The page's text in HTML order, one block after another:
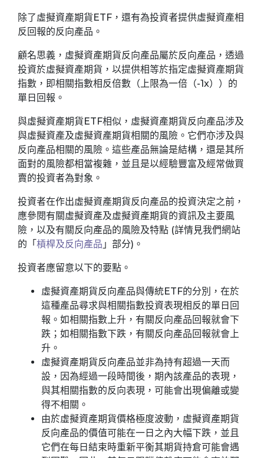
除了虛擬資產期貨ETF，還有為投資者提供虛擬資產相
反回報的反向產品。
顧名思義，虛擬資產期貨反向產品屬於反向產品，透過
投資於虛擬資產期貨，以提供相等於指定虛擬資產期貨
指數，即相關指數相反倍數（上限為一倍（-1x））的
單日回報。
與虛擬資產期貨ETF相似，虛擬資產期貨反向產品涉及
與虛擬資產及虛擬資產期貨相關的風險。它們亦涉及與
反向產品相關的風險。這些產品無論是結構，還是其所
面對的風險都相當複雜，並且是以經驗豐富及經常做買
賣的投資者為對象。
投資者在作出虛擬資產期貨反向產品的投資決定之前，
應參閱有關虛擬資產及虛擬資產期貨的資訊及主要風
險，以及有關反向產品的風險及特點 (詳情見我們網站
的「槓桿及反向產品 」部分)。
投資者應留意以下的要點。
虛擬資產期貨反向產品與傳統ETF的分別，在於
這種產品尋求與相關指數投資表現相反的單日回
報。如相關指數上升，有關反向產品回報就會下
跌；如相關指數下跌，有關反向產品回報就會上
升。
虛擬資產期貨反向產品並非為持有超過一天而
設，因為經過一段時間後，期內該產品的表現，
與其相關指數的反向表現，可能會出現偏離或變
得不相關。
由於虛擬資產期貨價格極度波動，虛擬資產期貨
反向產品的價值可能在一日之內大幅下跌，並且
它們在每日結束時重新平衡其期貨持倉可能會遇